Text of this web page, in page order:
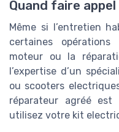
Quand faire
Même si l’entretien
certaines
moteur ou la
l’expertise d’un
ou scooters
réparateur agréé est
utilisez votre kit